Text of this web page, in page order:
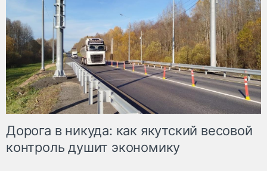
Дорога в никуда: как якутский весовой
контроль душит экономику